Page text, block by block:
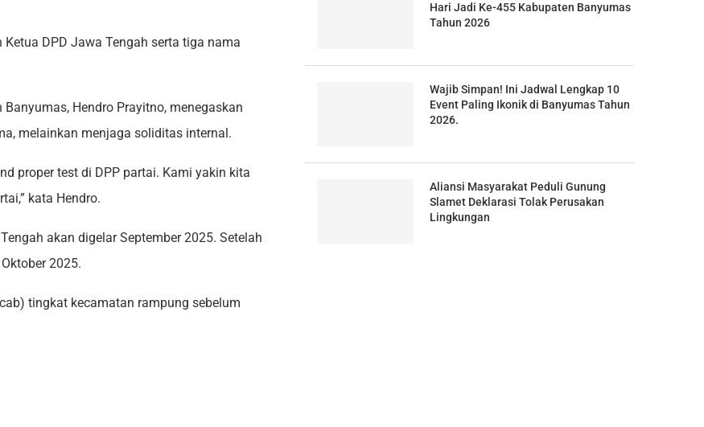
DPD Jawa Tengah serta tiga nama
Hendro Prayitno, menegaskan
melainkan menjaga soliditas internal.
proper test di DPP partai. Kami yakin kita
kata Hendro.
akan digelar September 2025. Setelah
2025.
tingkat kecamatan rampung sebelum
Hari Jadi Ke-455 Kabupaten Banyumas
Tahun 2026
Wajib Simpan! Ini Jadwal Lengkap 10
Event Paling Ikonik di Banyumas Tahun
2026.
Aliansi Masyarakat Peduli Gunung
Slamet Deklarasi Tolak Perusakan
Lingkungan